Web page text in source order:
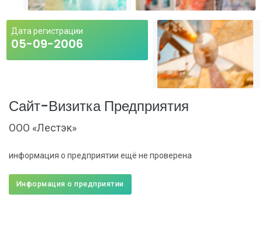
Дата регистрации
05-09-2006
Сайт-Визитка Предприятия
ООО «Лестэк»
информация о предприятии ещё не проверена
Информация о предприятии